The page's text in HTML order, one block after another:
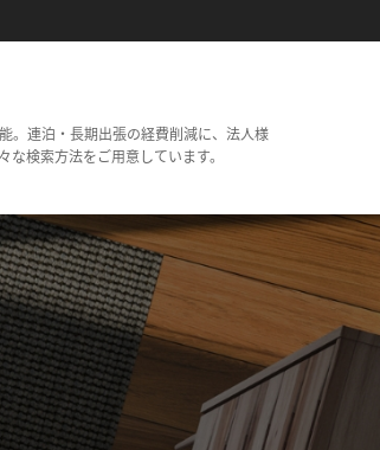
。連泊・長期出張の経費削減に、法人様
検索方法をご用意しています。